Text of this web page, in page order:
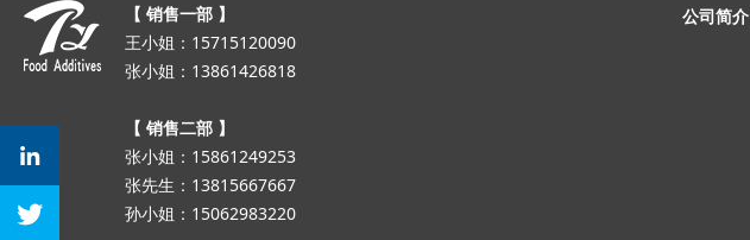
【 销售一部 】
王小姐：15715120090
张小姐：13861426818
【 销售二部 】
张小姐：15861249253
张先生：13815667667
孙小姐：15062983220
公司简介